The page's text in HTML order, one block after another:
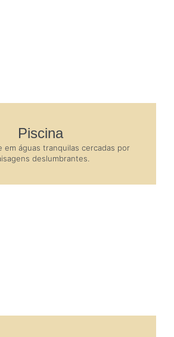
Piscina
em águas tranquilas cercadas por
deslumbrantes.